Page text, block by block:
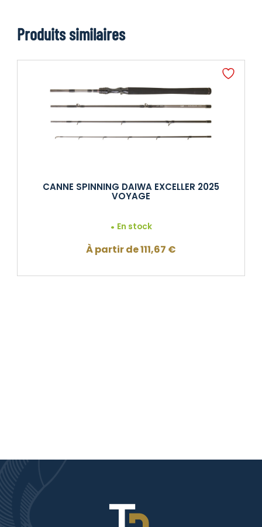
Produits similaires
CANNE SPINNING DAIWA EXCELLER 2025
VOYAGE
En stock
À partir de111,67 €